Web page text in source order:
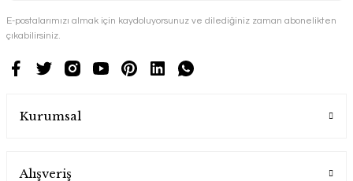
E-postalarımızı almak için kaydoluyorsunuz ve dilediğiniz zaman abonelikten
çıkabilirsiniz.
Kurumsal
Alışveriş